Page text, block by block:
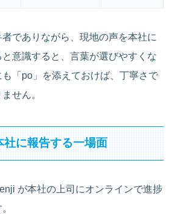
でありながら、現地の声を本社に
意識すると、言葉が選びやすくな
も「po」を添えておけば、丁寧さで
せん。
社に報告する一場面
が本社の上司にオンラインで進捗